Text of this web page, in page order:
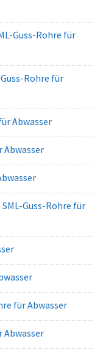
Guss-Rohre für
Rohre für
Abwasser
Abwasser
Guss-Rohre für
für Abwasser
Abwasser